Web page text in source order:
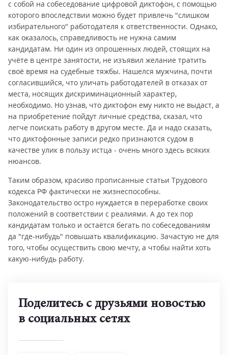
с собой на собеседование цифровой диктофон, с помощью
которого впоследствии можно будет привлечь "слишком
избирательного" работодателя к ответственности. Однако,
как оказалось, справедливость не нужна самим
кандидатам. Ни один из опрошенных людей, стоящих на
учёте в центре занятости, не изъявил желание тратить
своё время на судебные тяжбы. Нашелся мужчина, почти
согласившийся, что уличать работодателей в отказах от
места, носящих дискриминационный характер,
необходимо. Но узнав, что диктофон ему никто не выдаст, а
на приобретение пойдут личные средства, сказал, что
легче поискать работу в другом месте. Да и надо сказать,
что диктофонные записи редко признаются судом в
качестве улик в пользу истца - очень много здесь всяких
нюансов.
Таким образом, красиво прописанные статьи Трудового
кодекса РФ фактически не жизнеспособны.
Законодательство остро нуждается в переработке своих
положений в соответствии с реалиями. А до тех пор
кандидатам только и остаётся бегать по собеседованиям
да "где-нибудь" повышать квалификацию. Зачастую не для
того, чтобы осуществить свою мечту, а чтобы найти хоть
какую-нибудь работу.
Поделитесь с друзьями новостью
в социальных сетях